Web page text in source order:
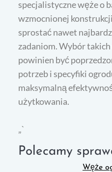
specjalistyczne węże o
wzmocnionej
sprostać nawet
zadaniom. Wybór
powinien być
potrzeb i specyfiki
maksymalną
użytkowania.
„`
Polecamy
Węże